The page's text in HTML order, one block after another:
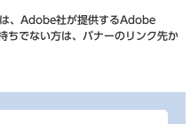
、Adobe社が提供するAdobe
ちでない方は、バナーのリンク先か